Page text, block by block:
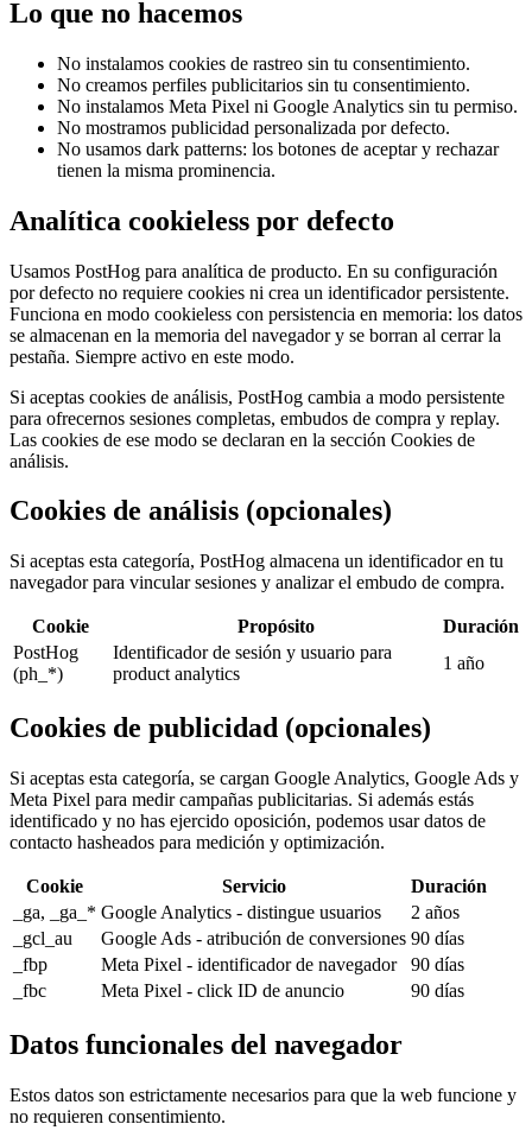
Lo que no hacemos
No instalamos cookies de rastreo sin tu consentimiento.
No creamos perfiles publicitarios sin tu consentimiento.
No instalamos Meta Pixel ni Google Analytics sin tu permiso.
No mostramos publicidad personalizada por defecto.
No usamos dark patterns: los botones de aceptar y rechazar
tienen la misma prominencia.
Analítica cookieless por defecto
Usamos PostHog para analítica de producto. En su configuración
por defecto no requiere cookies ni crea un identificador persistente.
Funciona en modo cookieless con persistencia en memoria: los datos
se almacenan en la memoria del navegador y se borran al cerrar la
pestaña. Siempre activo en este modo.
Si aceptas cookies de análisis, PostHog cambia a modo persistente
para ofrecernos sesiones completas, embudos de compra y replay.
Las cookies de ese modo se declaran en la sección Cookies de
análisis.
Cookies de análisis (opcionales)
Si aceptas esta categoría, PostHog almacena un identificador en tu
navegador para vincular sesiones y analizar el embudo de compra.
Cookie Propósito
Duración
PostHog
(ph_*)
Identificador de sesión y usuario para
product analytics
1 año
Cookies de publicidad (opcionales)
Si aceptas esta categoría, se cargan Google Analytics, Google Ads y
Meta Pixel para medir campañas publicitarias. Si además estás
identificado y no has ejercido oposición, podemos usar datos de
contacto hasheados para medición y optimización.
Cookie Servicio
Duración
_ga, _ga_* Google Analytics - distingue usuarios
2 años
_gcl_au
Google Ads - atribución de conversiones 90 días
_fbp
Meta Pixel - identificador de navegador
90 días
_fbc
Meta Pixel - click ID de anuncio 90 días
Datos funcionales del navegador
Estos datos son estrictamente necesarios para que la web funcione y
no requieren consentimiento.